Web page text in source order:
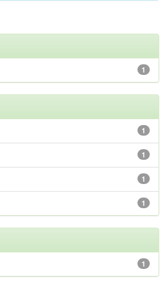
1
1
1
1
1
1